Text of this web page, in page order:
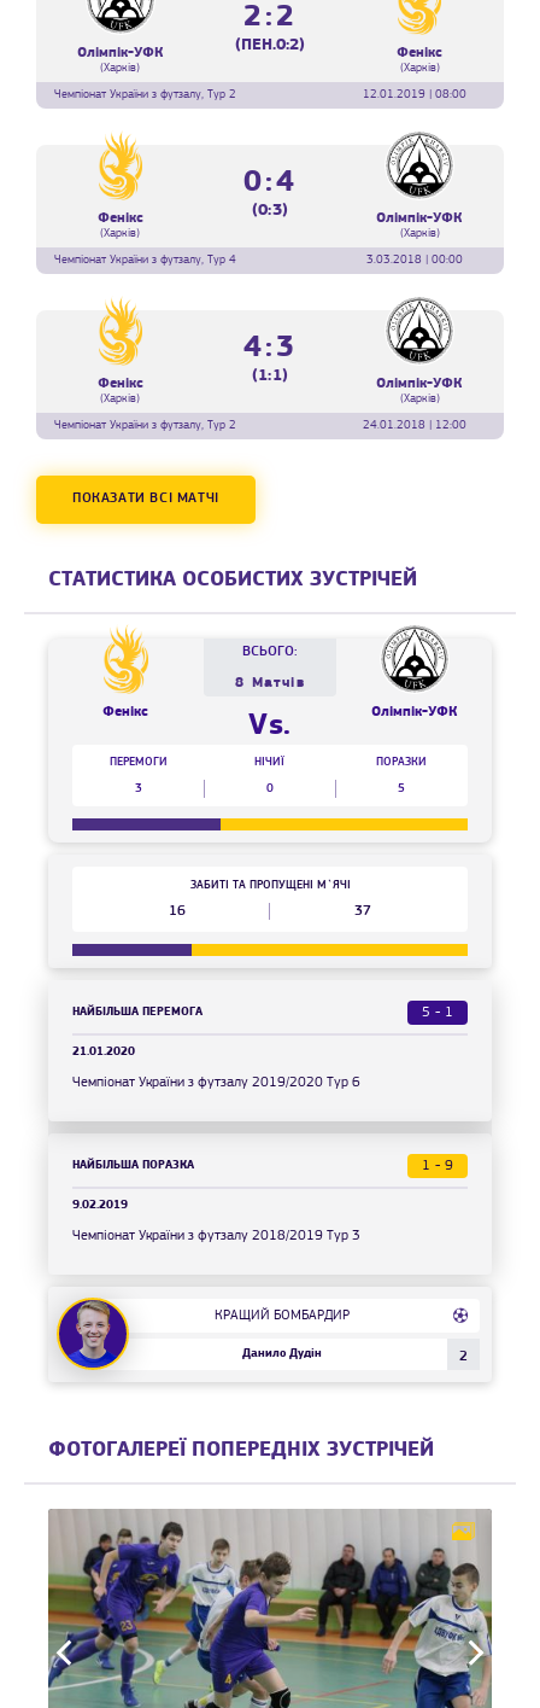
Олімпік-УФК
(Харків)
2:2
(ПЕН.0:2) Фенікс
(Харків)
Чемпіонат України з футзалу, Тур 2
12.01.2019 | 08:00
Фенікс
(Харків)
0:4
(0:3) Олімпік-УФК
(Харків)
Чемпіонат України з футзалу, Тур 4
3.03.2018 | 00:00
Фенікс
(Харків)
4:3
(1:1) Олімпік-УФК
(Харків)
Чемпіонат України з футзалу, Тур 2
24.01.2018 | 12:00
ПОКАЗАТИ ВСІ МАТЧІ
СТАТИСТИКА ОСОБИСТИХ ЗУСТРІЧЕЙ
Фенікс
ВСЬОГО:
8 Матчів
Vs. Олімпік-УФК
ПЕРЕМОГИ
3
НІЧИЇ
0
ПОРАЗКИ
5
16
ЗАБИТІ ТА ПРОПУЩЕНІ М`ЯЧІ
37
НАЙБІЛЬША ПЕРЕМОГА 5 - 1
21.01.2020
Чемпіонат України з футзалу 2019/2020 Тур 6
НАЙБІЛЬША ПОРАЗКА 1 - 9
9.02.2019
Чемпіонат України з футзалу 2018/2019 Тур 3
КРАЩИЙ БОМБАРДИР
Данило Дудін 2
ФОТОГАЛЕРЕЇ ПОПЕРЕДНІХ ЗУСТРІЧЕЙ